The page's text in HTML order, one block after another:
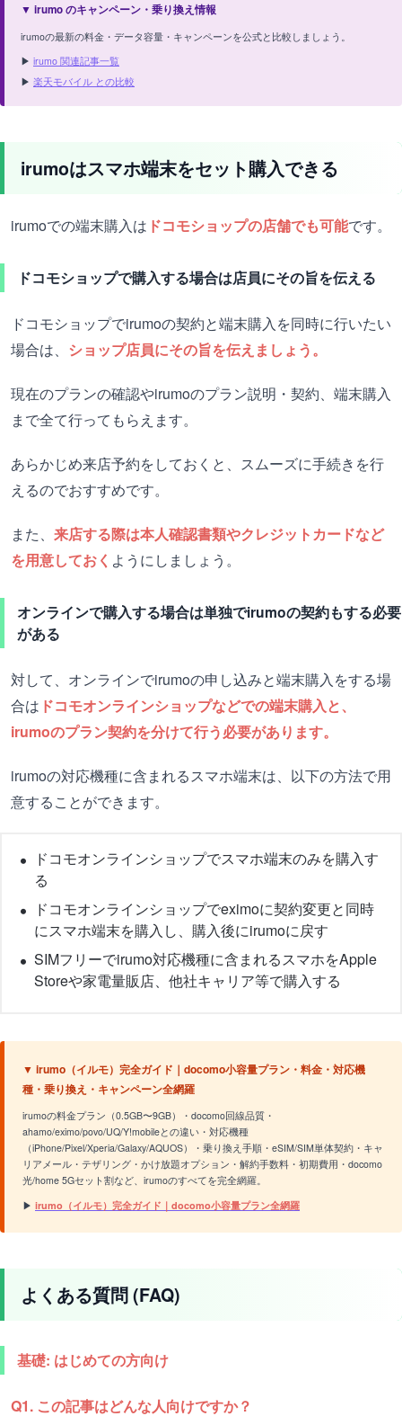
▼ irumo のキャンペーン・乗り換え情報
irumoの最新の料金・データ容量・キャンペーンを公式と比較しましょう。
▶ irumo 関連記事一覧
▶ 楽天モバイル との比較
irumoはスマホ端末をセット購入できる
irumoでの端末購入は ドコモショップの店舗でも可能です。
ドコモショップで購入する場合は店員にその旨を伝える
ドコモショップでirumoの契約と端末購入を同時に行いたい
場合は、 ショップ店員にその旨を伝えましょう。
現在のプランの確認やirumoのプラン説明・契約、端末購入
まで全て行ってもらえます。
あらかじめ来店予約をしておくと、スムーズに手続きを行
えるのでおすすめです。
また、 来店する際は本人確認書類やクレジットカードなど
を用意しておく ようにしましょう。
オンラインで購入する場合は単独でirumoの契約もする必要
がある
対して、オンラインでirumoの申し込みと端末購入をする場
合は ドコモオンラインショップなどでの端末購入と、
irumoのプラン契約を分けて行う必要があります。
irumoの対応機種に含まれるスマホ端末は、以下の方法で用
意することができます。
ドコモオンラインショップでスマホ端末のみを購入す
る
ドコモオンラインショップでeximoに契約変更と同時
にスマホ端末を購入し、購入後にirumoに戻す
SIMフリーでirumo対応機種に含まれるスマホをApple
Storeや家電量販店、他社キャリア等で購入する
▼ irumo（イルモ）完全ガイド｜docomo小容量プラン・料金・対応機
種・乗り換え・キャンペーン全網羅
irumoの料金プラン（0.5GB〜9GB）・docomo回線品質・
ahamo/eximo/povo/UQ/Y!mobileとの違い・対応機種
（iPhone/Pixel/Xperia/Galaxy/AQUOS）・乗り換え手順・eSIM/SIM単体契約・キャ
リアメール・テザリング・かけ放題オプション・解約手数料・初期費用・docomo
光/home 5Gセット割など、irumoのすべてを完全網羅。
▶ irumo（イルモ）完全ガイド｜docomo小容量プラン全網羅
よくある質問 (FAQ)
基礎: はじめての方向け
Q1. この記事はどんな人向けですか？